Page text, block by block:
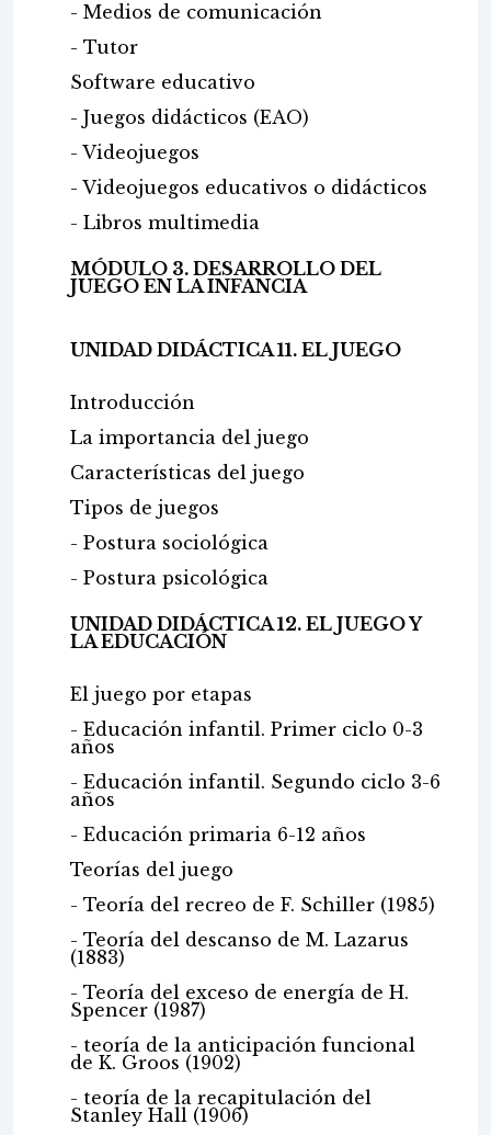
- Medios de comunicación
- Tutor
Software educativo
- Juegos didácticos (EAO)
- Videojuegos
- Videojuegos educativos o didácticos
- Libros multimedia
MÓDULO 3. DESARROLLO DEL
JUEGO EN LA INFANCIA
UNIDAD DIDÁCTICA 11. EL JUEGO
Introducción
La importancia del juego
Características del juego
Tipos de juegos
- Postura sociológica
- Postura psicológica
UNIDAD DIDÁCTICA 12. EL JUEGO Y
LA EDUCACIÓN
El juego por etapas
- Educación infantil. Primer ciclo 0-3
años
- Educación infantil. Segundo ciclo 3-6
años
- Educación primaria 6-12 años
Teorías del juego
- Teoría del recreo de F. Schiller (1985)
- Teoría del descanso de M. Lazarus
(1883)
- Teoría del exceso de energía de H.
Spencer (1987)
- teoría de la anticipación funcional
de K. Groos (1902)
- teoría de la recapitulación del
Stanley Hall (1906)